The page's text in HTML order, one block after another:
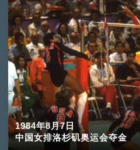
1984年8月7日
中国女排洛杉矶奥运会夺金